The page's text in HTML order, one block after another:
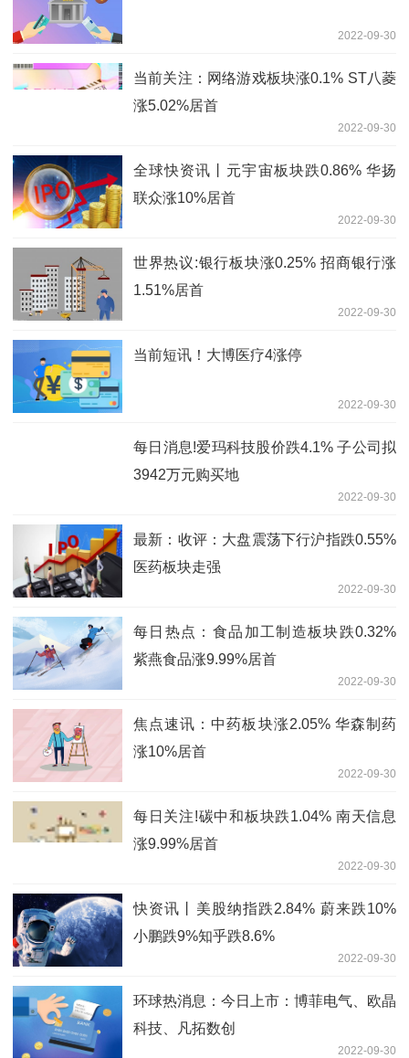
2022-09-30
当前关注：网络游戏板块涨0.1% ST八菱
涨5.02%居首
2022-09-30
全球快资讯丨元宇宙板块跌0.86% 华扬
联众涨10%居首
2022-09-30
世界热议:银行板块涨0.25% 招商银行涨
1.51%居首
2022-09-30
当前短讯！大博医疗4涨停
2022-09-30
每日消息!爱玛科技股价跌4.1% 子公司拟
3942万元购买地
2022-09-30
最新：收评：大盘震荡下行沪指跌0.55%
医药板块走强
2022-09-30
每日热点：食品加工制造板块跌0.32%
紫燕食品涨9.99%居首
2022-09-30
焦点速讯：中药板块涨2.05% 华森制药
涨10%居首
2022-09-30
每日关注!碳中和板块跌1.04% 南天信息
涨9.99%居首
2022-09-30
快资讯丨美股纳指跌2.84% 蔚来跌10%
小鹏跌9%知乎跌8.6%
2022-09-30
环球热消息：今日上市：博菲电气、欧晶
科技、凡拓数创
2022-09-30